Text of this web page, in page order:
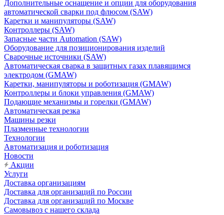
Дополнительные оснащение и опции для оборудования
автоматической сварки под флюсом (SAW)
Каретки и манипуляторы (SAW)
Контроллеры (SAW)
Запасные части Automation (SAW)
Оборудование для позиционирования изделий
Сварочные источники (SAW)
Автоматическая сварка в защитных газах плавящимся
электродом (GMAW)
Каретки, манипуляторы и роботизация (GMAW)
Контроллеры и блоки управления (GMAW)
Подающие механизмы и горелки (GMAW)
Автоматическая резка
Машины резки
Плазменные технологии
Технологии
Автоматизация и роботизация
Новости
Акции
Услуги
Доставка организациям
Доставка для организаций по России
Доставка для организаций по Москве
Самовывоз с нашего склада